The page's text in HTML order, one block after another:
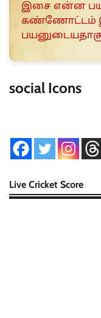
இசை என்ன
கண்ணோட்டம்
social Icons
Live Cricket Score